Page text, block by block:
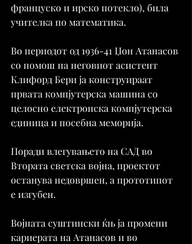
француско и ирско потекло), била
учителка по математика.
Во периодот од 1936-41 Џон Атанасов
со помош на неговиот асистент
Клифорд Бери ја конструираат
првата компјутерска машина со
целосно електронска компјутерска
единица и посебна меморија.
Поради влегувањето на САД во
Втората светска војна, проектот
останува недовршен, а прототипот
е изгубен.
Војната суштински ќњ ја промени
кариерата на Атанасов и во